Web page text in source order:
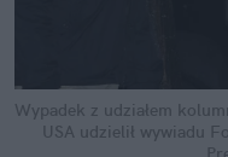
Wypadek z udziałem
USA udzielił wywiadu